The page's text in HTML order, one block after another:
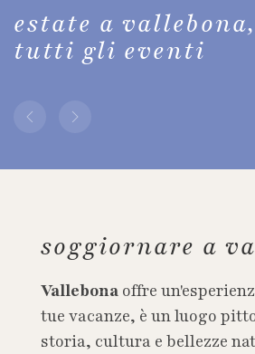
estate a vallebona,
tutti gli eventi
soggiornare a
Vallebona offre
tue vacanze, è un luogo
storia, cultura e bellezze